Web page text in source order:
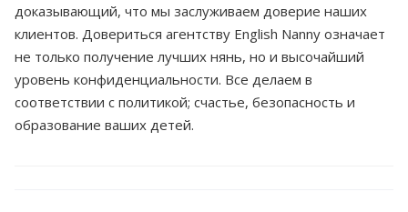
доказывающий, что мы заслуживаем доверие наших
клиентов. Довериться агентству English Nanny означает
не только получение лучших нянь, но и высочайший
уровень конфиденциальности. Все делаем в
соответствии с политикой; счастье, безопасность и
образование ваших детей.